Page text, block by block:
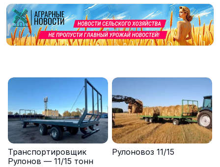
Транспортировщик
Рулонов — 11/15 тонн
Рулоновоз 11/15